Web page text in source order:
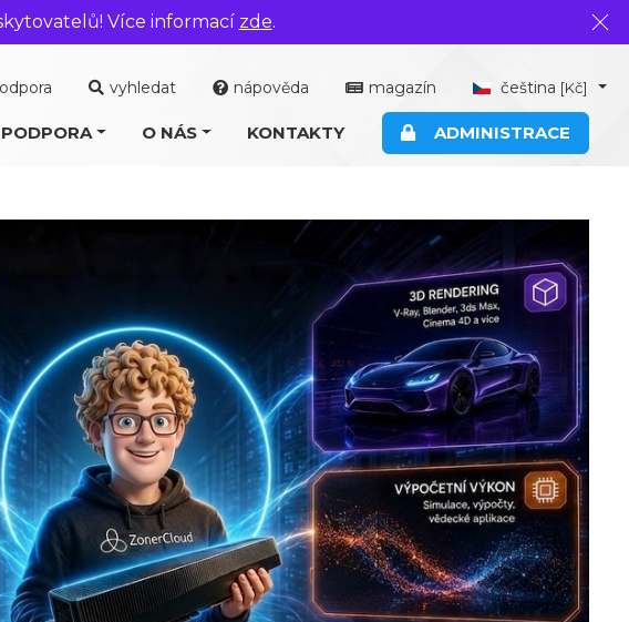
Více informací zde.
vyhledat nápověda magazín čeština [Kč]
PODPORA O NÁS KONTAKTY ADMINISTRACE